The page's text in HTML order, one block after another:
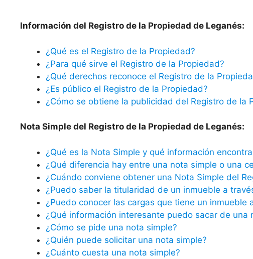
Información del Registro de la Propiedad de Leganés:
¿Qué es el Registro de la Propiedad?
¿Para qué sirve el Registro de la Propiedad?
¿Qué derechos reconoce el Registro de la
¿Es público el Registro de la Propiedad?
¿Cómo se obtiene la publicidad del Registro de la
Nota Simple del Registro de la Propiedad de Leganés:
¿Qué es la Nota Simple y qué información
¿Qué diferencia hay entre una nota simple o una
¿Cuándo conviene obtener una Nota Simple del
¿Puedo saber la titularidad de un inmueble a
¿Puedo conocer las cargas que tiene un inmueble
¿Qué información interesante puedo sacar de una
¿Cómo se pide una nota simple?
¿Quién puede solicitar una nota simple?
¿Cuánto cuesta una nota simple?